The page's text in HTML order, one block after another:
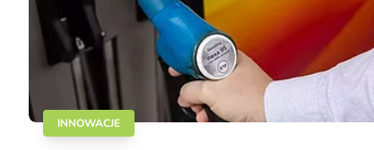
INNOWACJE